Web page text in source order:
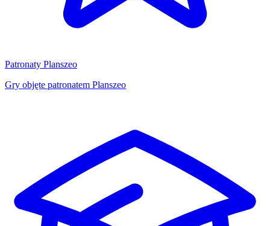
Patronaty Planszeo
Gry objęte patronatem Planszeo